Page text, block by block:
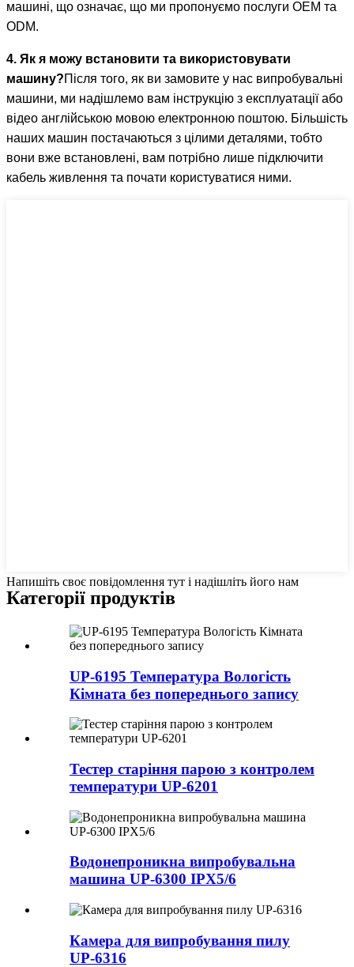
машині, що означає, що ми пропонуємо послуги OEM та
ODM.
4. Як я можу встановити та використовувати
машину?Після того, як ви замовите у нас випробувальні
машини, ми надішлемо вам інструкцію з експлуатації або
відео англійською мовою електронною поштою. Більшість
наших машин постачаються з цілими деталями, тобто
вони вже встановлені, вам потрібно лише підключити
кабель живлення та почати користуватися ними.
Напишіть своє повідомлення тут і надішліть його нам
Категорії продуктів
UP-6195 Температура Вологість
Кімната без попереднього запису
Тестер старіння парою з контролем
температури UP-6201
Водонепроникна випробувальна
машина UP-6300 IPX5/6
Камера для випробування пилу
UP-6316